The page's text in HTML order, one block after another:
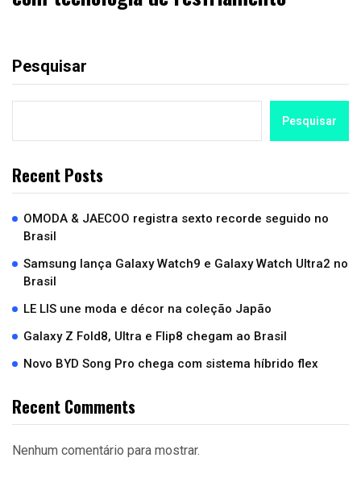
Pesquisar
Pesquisar
Recent Posts
OMODA & JAECOO registra sexto recorde seguido no
Brasil
Samsung lança Galaxy Watch9 e Galaxy Watch Ultra2 no
Brasil
LE LIS une moda e décor na coleção Japão
Galaxy Z Fold8, Ultra e Flip8 chegam ao Brasil
Novo BYD Song Pro chega com sistema híbrido flex
Recent Comments
Nenhum comentário para mostrar.